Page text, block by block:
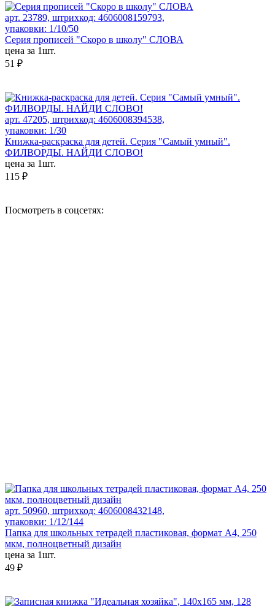
арт. 23789, штрихкод: 4606008159793,
упаковки: 1/10/50
Серия прописей "Скоро в школу" СЛОВА
цена за 1шт.
51 ₽
арт. 47205, штрихкод: 4606008394538,
упаковки: 1/30
Книжка-раскраска для детей. Серия "Самый умный".
ФИЛВОРДЫ. НАЙДИ СЛОВО!
цена за 1шт.
115 ₽
Посмотреть в соцсетях:
арт. 50960, штрихкод: 4606008432148,
упаковки: 1/12/144
Папка для школьных тетрадей пластиковая, формат А4, 250
мкм, полноцветный дизайн
цена за 1шт.
49 ₽